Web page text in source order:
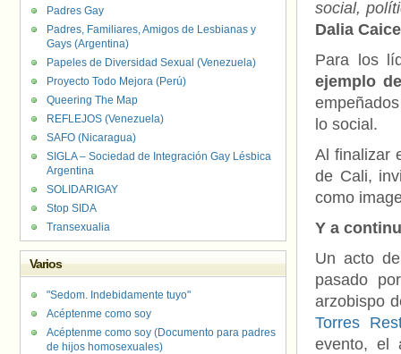
social,
Dalia
Para los
ejemplo
lo social.
Al finalizar
de Cali,
como
Y a
Un acto
pasado
arzobispo
Torres
evento, el
Padres Gay
Padres, Familiares, Amigos de Lesbianas y
Gays (Argentina)
Papeles de Diversidad Sexual (Venezuela)
Proyecto Todo Mejora (Perú)
Queering The Map
REFLEJOS (Venezuela)
SAFO (Nicaragua)
SIGLA – Sociedad de Integración Gay Lésbica
Argentina
SOLIDARIGAY
Stop SIDA
Transexualia
Varios
"Sedom. Indebidamente tuyo"
Acéptenme como soy
Acéptenme como soy (Documento para padres
de hijos homosexuales)